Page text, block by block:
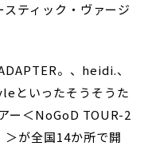
ティック・ヴァージ
。、heidi.、
といったそうそうた
ー＜NoGoD TOUR-2
が全国14か所で開